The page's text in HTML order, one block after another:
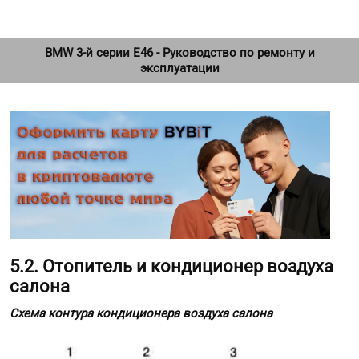
BMW 3-й серии E46 - Руководство по ремонту и
эксплуатации
5.2. Отопитель и кондиционер воздуха
салона
Схема контура кондиционера воздуха салона